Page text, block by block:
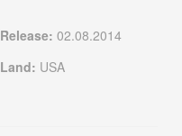
Release: 02.08.2014
Land: USA